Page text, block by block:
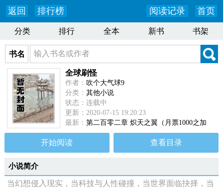
返回 排行榜 首页
阅读记录
分类 排行 全本 新书 书架
书名
全球刷怪
作者： 吹个大气球9
分类： 其他小说
状态：连载中
更新：2020-07-15 19:20:23
最新： 第二百零二章 炽天之翼（月票1000之加
更）
开始阅读 查看目录
小说简介
当幻想侵入现实，当科技与人性碰撞，当世界面临抉择，当